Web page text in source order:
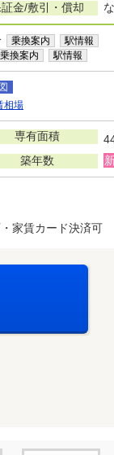
金/敷引・償却
乗換案内
駅情報
乗換案内
駅情報
相場
専有面積
築年数
家賃カード決済可